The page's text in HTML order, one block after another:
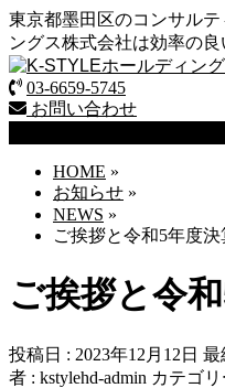
東京都墨田区のコンサル
ングス株式会社は効率の
03-6659-5745
お問い合わせ
HOME »
お知らせ »
NEWS »
ご挨拶と令和5年度
ご挨拶と令
投稿日 : 2023年12月12日 最
者 : kstylehd-admin カテゴリ